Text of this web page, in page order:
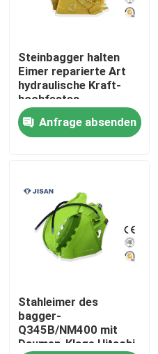
Fabrik-Ausflug
Qualitätskontrolle
Fordern Sie ein Zitat
Company News
Bagger-Felsen-
hydraulischer
Steinbagger halten
Eimer reparierte Art
hydraulische Kraft-
hochfestes
Stahlzupacken fest
Anfrage absenden
Stahleimer des
bagger-
Q345B/NM400 mit
Daumen-Klage Hitachi